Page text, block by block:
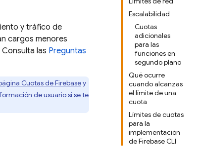
Escalabilidad
Cuotas
adicionales
para las
funciones en
segundo plano
Qué ocurre
cuando alcanzas
el límite de una
cuota
Límites de cuotas
para la
implementación
de Firebase CLI
y tráfico de
cargos menores
las Preguntas
Cuotas deFirebasey
de usuario si se te